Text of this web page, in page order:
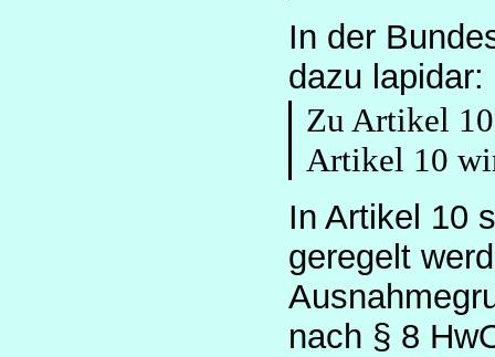
In der
dazu lapidar:
Zu Artikel
Artikel 10
In Artikel 10
geregelt
nach § 8